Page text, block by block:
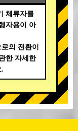
체류자를
자용이 아
의 전환이
한 자세한
.